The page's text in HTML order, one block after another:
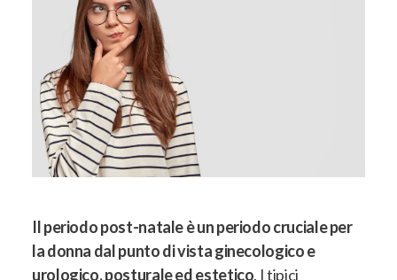
Il periodo post-natale è un periodo cruciale per
la donna dal punto di vista ginecologico e
urologico, posturale ed estetico. I tipici